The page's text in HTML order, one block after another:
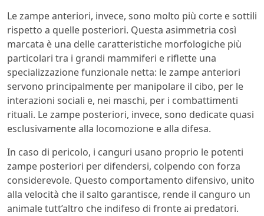
Le zampe anteriori, invece, sono molto più corte e sottili
rispetto a quelle posteriori. Questa asimmetria così
marcata è una delle caratteristiche morfologiche più
particolari tra i grandi mammiferi e riflette una
specializzazione funzionale netta: le zampe anteriori
servono principalmente per manipolare il cibo, per le
interazioni sociali e, nei maschi, per i combattimenti
rituali. Le zampe posteriori, invece, sono dedicate quasi
esclusivamente alla locomozione e alla difesa.
In caso di pericolo, i canguri usano proprio le potenti
zampe posteriori per difendersi, colpendo con forza
considerevole. Questo comportamento difensivo, unito
alla velocità che il salto garantisce, rende il canguro un
animale tutt’altro che indifeso di fronte ai predatori.